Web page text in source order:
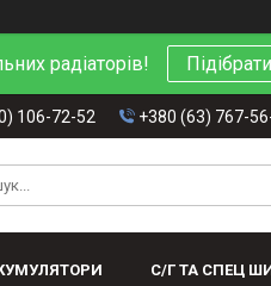
радіаторів!
106-72-52 +380 (63) 767-
С/Г ТА СПЕЦ